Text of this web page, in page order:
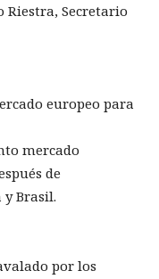
Riestra, Secretario
europeo para
mercado
de
y Brasil.
por los